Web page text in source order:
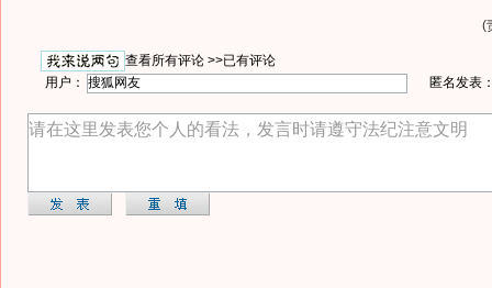
(
查看所有评论 >>已有评论
用户：
匿名发表